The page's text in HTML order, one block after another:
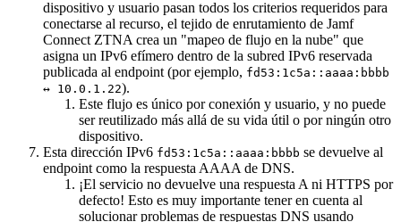
dispositivo y usuario pasan todos los criterios requeridos para
conectarse al recurso, el tejido de enrutamiento de Jamf
Connect ZTNA crea un "mapeo de flujo en la nube" que
asigna un IPv6 efímero dentro de la subred IPv6 reservada
publicada al endpoint (por ejemplo, fd53:1c5a::aaaa:bbbb
↔ 10.0.1.22).
Este flujo es único por conexión y usuario, y no puede
ser reutilizado más allá de su vida útil o por ningún otro
dispositivo.
Esta dirección IPv6 fd53:1c5a::aaaa:bbbb se devuelve al
endpoint como la respuesta AAAA de DNS.
¡El servicio no devuelve una respuesta A ni HTTPS por
defecto! Esto es muy importante tener en cuenta al
solucionar problemas de respuestas DNS usando